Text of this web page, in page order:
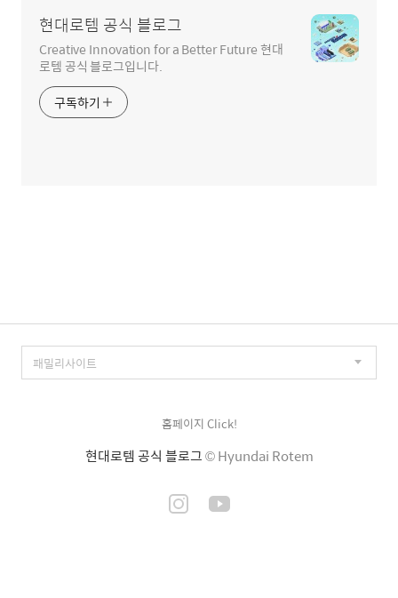
현대로템 공식 블로그
Creative Innovation for a Better Future 현대
로템 공식 블로그입니다.
구독하기
홈페이지 Click!
현대로템 공식 블로그© Hyundai Rotem